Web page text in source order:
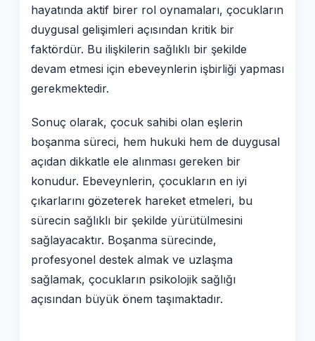
hayatında aktif birer rol oynamaları, çocukların
duygusal gelişimleri açısından kritik bir
faktördür. Bu ilişkilerin sağlıklı bir şekilde
devam etmesi için ebeveynlerin işbirliği yapması
gerekmektedir.
Sonuç olarak, çocuk sahibi olan eşlerin
boşanma süreci, hem hukuki hem de duygusal
açıdan dikkatle ele alınması gereken bir
konudur. Ebeveynlerin, çocukların en iyi
çıkarlarını gözeterek hareket etmeleri, bu
sürecin sağlıklı bir şekilde yürütülmesini
sağlayacaktır. Boşanma sürecinde,
profesyonel destek almak ve uzlaşma
sağlamak, çocukların psikolojik sağlığı
açısından büyük önem taşımaktadır.